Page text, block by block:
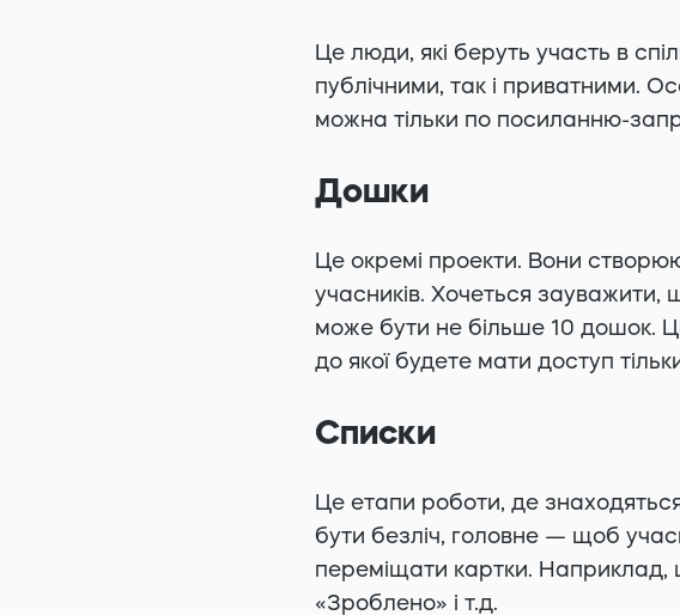
Це люди, які беруть участь в
публічними, так і приватними.
можна тільки по посиланню-
Дошки
Це окремі проекти. Вони
учасників. Хочеться зауважити,
може бути не більше 10 дошок.
до якої будете мати доступ
Списки
Це етапи роботи, де
бути безліч, головне — щоб
переміщати картки. Наприклад,
«Зроблено» і т.д.